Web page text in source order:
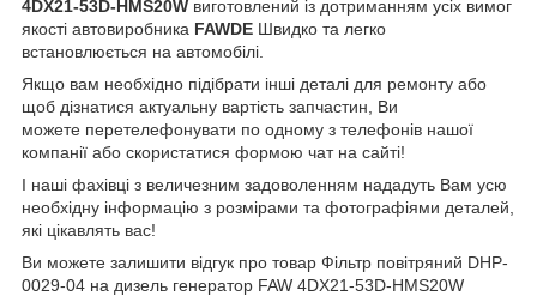
4DX21-53D-HMS20W виготовлений із дотриманням усіх вимог
якості автовиробника FAWDE Швидко та легко
встановлюється на автомобілі.
Якщо вам необхідно підібрати інші деталі для ремонту або
щоб дізнатися актуальну вартість запчастин, Ви
можете перетелефонувати по одному з телефонів нашої
компанії або скористатися формою чат на сайті!
І наші фахівці з величезним задоволенням нададуть Вам усю
необхідну інформацію з розмірами та фотографіями деталей,
які цікавлять вас!
Ви можете залишити відгук про товар Фільтр повітряний DHP-
0029-04 на дизель генератор FAW 4DX21-53D-HMS20W